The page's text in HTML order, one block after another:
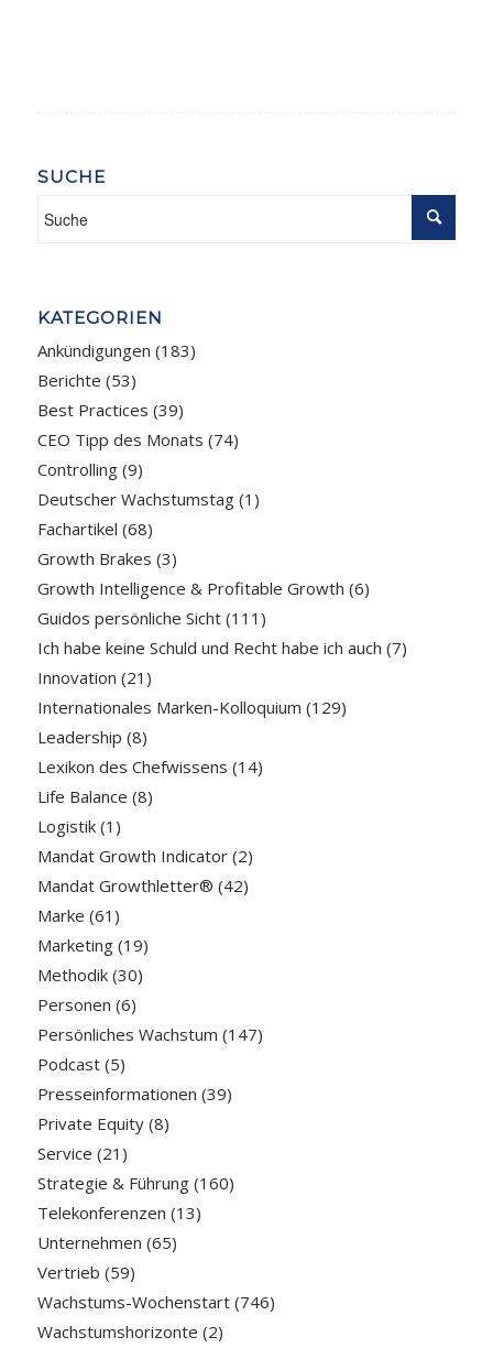
SUCHE
KATEGORIEN
Ankündigungen (183)
Berichte (53)
Best Practices (39)
CEO Tipp des Monats (74)
Controlling(9)
Deutscher Wachstumstag(1)
Fachartikel (68)
Growth Brakes (3)
Growth Intelligence & Profitable Growth (6)
Guidos persönliche Sicht(111)
Ich habe keine Schuld und Recht habe ich auch (7)
Innovation (21)
Internationales Marken-Kolloquium (129)
Leadership (8)
Lexikon des Chefwissens (14)
Life Balance (8)
Logistik(1)
Mandat Growth Indicator(2)
Mandat Growthletter® (42)
Marke (61)
Marketing(19)
Methodik(30)
Personen (6)
Persönliches Wachstum (147)
Podcast(5)
Presseinformationen (39)
Private Equity(8)
Service (21)
Strategie & Führung(160)
Telekonferenzen (13)
Unternehmen (65)
Vertrieb (59)
Wachstums-Wochenstart(746)
Wachstumshorizonte (2)